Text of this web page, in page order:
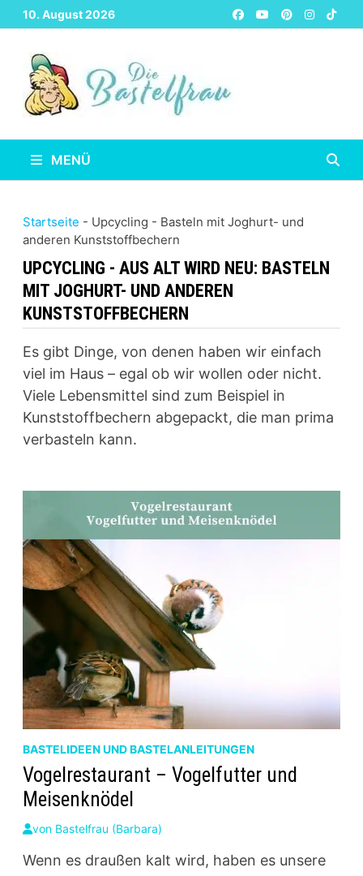
Zurück
zum
Inhalt
10. August 2026
MENÜ
Startseite - Upcycling - Basteln mit Joghurt- und
anderen Kunststoffbechern
UPCYCLING - AUS ALT WIRD NEU: BASTELN
MIT JOGHURT- UND ANDEREN
KUNSTSTOFFBECHERN
Es gibt Dinge, von denen haben wir einfach
viel im Haus – egal ob wir wollen oder nicht.
Viele Lebensmittel sind zum Beispiel in
Kunststoffbechern abgepackt, die man prima
verbasteln kann.
BASTELIDEEN UND BASTELANLEITUNGEN
Vogelrestaurant – Vogelfutter und
Meisenknödel
von Bastelfrau (Barbara)
Wenn es draußen kalt wird, haben es unsere